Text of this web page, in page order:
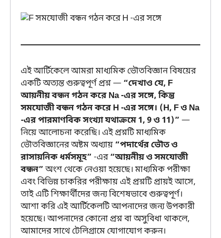
এই আর্টিকেলে আমরা মাধ্যমিক ভৌতবিজ্ঞান বিষয়ের
একটি অত্যন্ত গুরুত্বপূর্ণ প্রশ্ন — “দেখাও যে, F
আয়নীয় বন্ধন গঠন করে Na -এর সঙ্গে, কিন্তু
সমযোজী বন্ধন গঠন করে H -এর সঙ্গে। (H, F ও Na
-এর পারমাণবিক সংখ্যা যথাক্রমে 1, 9 ও 11)” —
নিয়ে আলোচনা করেছি। এই প্রশ্নটি মাধ্যমিক
ভৌতবিজ্ঞানের অষ্টম অধ্যায় “পদার্থের ভৌত ও
রাসায়নিক ধর্মসমূহ” -এর“আয়নীয় ও সমযোজী
বন্ধন”অংশ থেকে নেওয়া হয়েছে। মাধ্যমিক পরীক্ষা
এবং বিভিন্ন চাকরির পরীক্ষায় এই প্রশ্নটি প্রায়ই আসে,
তাই এটি শিক্ষার্থীদের জন্য বিশেষভাবে গুরুত্বপূর্ণ।
আশা করি এই আর্টিকেলটি আপনাদের জন্য উপকারী
হয়েছে। আপনাদের কোনো প্রশ্ন বা অসুবিধা থাকলে,
আমাদের সাথে টেলিগ্রামে যোগাযোগ করুন।